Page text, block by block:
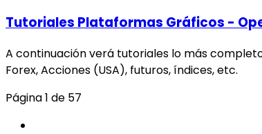
Tutoriales Plataformas Gráficos -
A continuación verá tutoriales lo más
Forex, Acciones (USA), futuros, índices, etc.
Página 1 de 57